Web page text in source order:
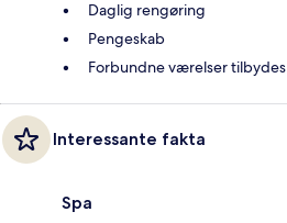
Daglig rengøring
Pengeskab
Forbundne værelser tilbydes
Interessante fakta
Spa